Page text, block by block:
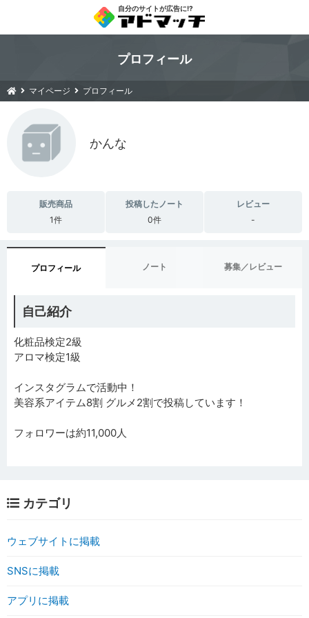
自分のサイトが広告に!?
プロフィール
マイページ プロフィール
かんな
販売商品
1件
投稿したノート
0件
レビュー
-
プロフィール ノート 募集／レビュー
自己紹介
化粧品検定2級
アロマ検定1級
インスタグラムで活動中！
美容系アイテム8割 グルメ2割で投稿しています！
フォロワーは約11,000人
カテゴリ
ウェブサイトに掲載
SNSに掲載
アプリに掲載